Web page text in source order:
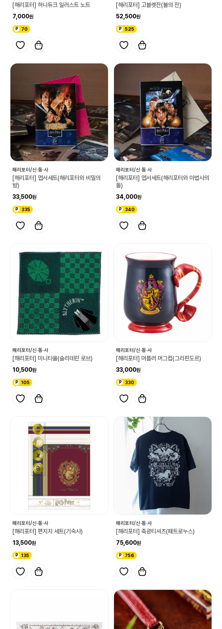
[해리포터] 허니듀크 일러스트 노트
7,000
70
[해리포터] 고블렛잔(불의 잔)
52,500
525
해리포터/신·동·사
[해리포터] 엽서세트(해리포터와 비밀의
방)
33,500
335
해리포터/신·동·사
[해리포터] 엽서세트(해리포터와 마법사의
돌)
34,000
340
해리포터/신·동·사
[해리포터] 미니타올(슬리데린 로브)
10,500
105
해리포터/신·동·사
[해리포터] 머플러 머그컵(그리핀도르)
33,000
330
해리포터/신·동·사
[해리포터] 편지지 세트(기숙사)
13,500
135
해리포터/신·동·사
[해리포터] 축광티셔츠(패트로누스)
75,600
756